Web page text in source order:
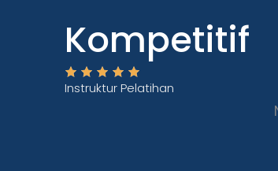
Kompetitif
Instruktur Pelatihan